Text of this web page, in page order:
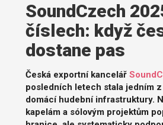
SoundCzech
číslech: když
dostane pas
Česká exportní kancelář
posledních letech stala jedním
domácí hudební infrastruktury.
kapelám a sólovým projektům